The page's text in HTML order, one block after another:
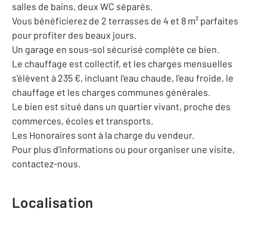
salles de bains, deux WC séparés.
Vous bénéficierez de 2 terrasses de 4 et 8 m² parfaites
pour profiter des beaux jours.
Un garage en sous-sol sécurisé complète ce bien.
Le chauffage est collectif, et les charges mensuelles
s'élèvent à 235 €, incluant l'eau chaude, l'eau froide, le
chauffage et les charges communes générales.
Le bien est situé dans un quartier vivant, proche des
commerces, écoles et transports.
Les Honoraires sont à la charge du vendeur.
Pour plus d'informations ou pour organiser une visite,
contactez-nous.
Localisation